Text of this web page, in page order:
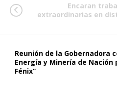
Encaran
extraordinarias en
Reunión de la Gobernadora
Energía y Minería de Nación
Fénix”